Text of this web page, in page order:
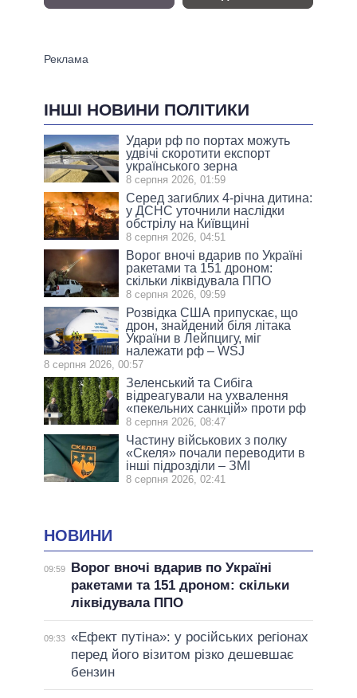
ІНШІ НОВИНИ ПОЛІТИКИ
Удари рф по портах можуть
удвічі скоротити експорт
українського зерна
8 серпня 2026, 01:59
Серед загиблих 4-річна дитина:
у ДСНС уточнили наслідки
обстрілу на Київщині
8 серпня 2026, 04:51
Ворог вночі вдарив по Україні
ракетами та 151 дроном:
скільки ліквідувала ППО
8 серпня 2026, 09:59
Розвідка США припускає, що
дрон, знайдений біля літака
України в Лейпцигу, міг
належати рф – WSJ
8 серпня 2026, 00:57
Зеленський та Сибіга
відреагували на ухвалення
«пекельних санкцій» проти рф
8 серпня 2026, 08:47
Частину військових з полку
«Скеля» почали переводити в
інші підрозділи – ЗМІ
8 серпня 2026, 02:41
НОВИНИ
09:59
Ворог вночі вдарив по Україні
ракетами та 151 дроном: скільки
ліквідувала ППО
09:33 «Ефект путіна»: у російських регіонах
перед його візитом різко дешевшає
бензин